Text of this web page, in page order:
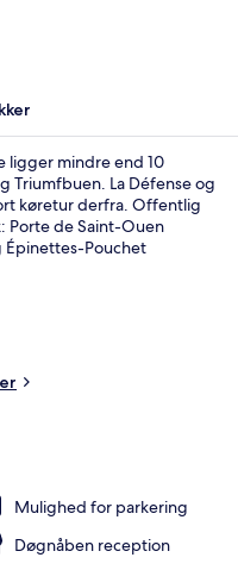
ligger mindre end 10
Triumfbuen. La Défense og
køretur derfra. Offentlig
Porte de Saint-Ouen
Pouchet
Mulighed for parkering
Døgnåben reception